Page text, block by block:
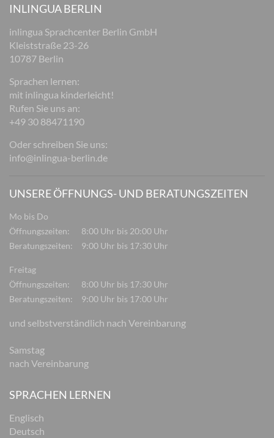
INLINGUA BERLIN
inlingua Sprachcenter Berlin GmbH
Kleiststraße 23-26
10787 Berlin
Sprachen lernen:
mit inlingua kinderleicht!
Rufen Sie uns an:
+49 30 88471190
Oder schreiben Sie uns:
info@inlingua-berlin.de
UNSERE ÖFFNUNGS- UND BERATUNGSZEITEN
Mo bis Do
Öffnungszeiten:
8:00 Uhr bis 20:00 Uhr
Beratungszeiten:
9:00 Uhr bis 17:30 Uhr
Freitag
Öffnungszeiten:
8:00 Uhr bis 17:30 Uhr
Beratungszeiten:
9:00 Uhr bis 17:00 Uhr
und selbstverständlich nach Vereinbarung
Samstag
nach Vereinbarung
SPRACHEN LERNEN
Englisch
Deutsch